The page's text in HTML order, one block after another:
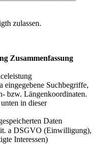
zulassen.
Zusammenfassung
eingegebene Suchbegriffe,
bzw. Längenkoordinaten.
in dieser
Daten
a DSGVO (Einwilligung),
Interessen)